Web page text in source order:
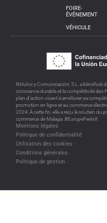
FOIRE-
ÉVÉNEMENT
VÉHICULE
Rótulos y Comunicación, S.L. a bénéficié
croissance durable et la compétitivité des
plan d’action visant à améliorer sa
promotion en ligne et au commerce
2024. À cette fin, elle a reçu le soutien du
commerce de Malaga. #EuropeFeelsIt
Mentions légales
Politique de confidentialité
Utilisation des cookies
Conditions générales
Politique de gestion